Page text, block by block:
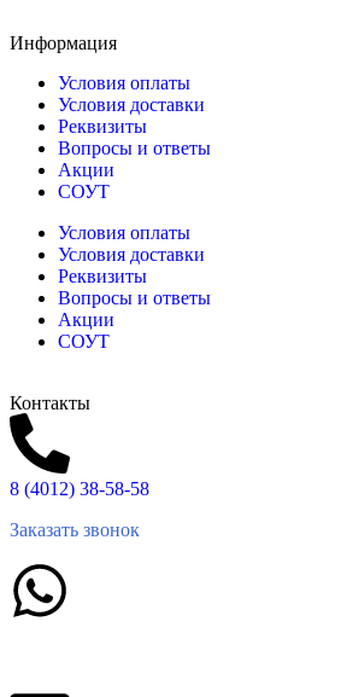
Информация
Условия оплаты
Условия доставки
Реквизиты
Вопросы и ответы
Акции
СОУТ
Условия оплаты
Условия доставки
Реквизиты
Вопросы и ответы
Акции
СОУТ
Контакты
8 (4012) 38-58-58
Заказать звонок